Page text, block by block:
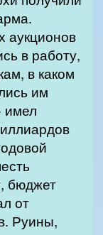
аукционов
в работу,
в каком
им
имел
бюджет
от
Руины,